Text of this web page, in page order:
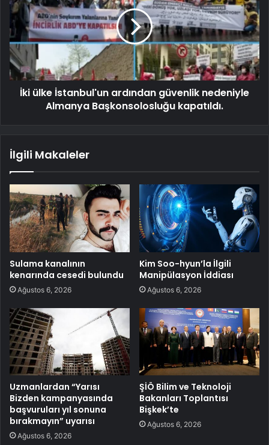
İki ülke İstanbul'un ardından güvenlik nedeniyle
Almanya Başkonsolosluğu kapatıldı.
İlgili Makaleler
Sulama kanalının
kenarında cesedi bulundu
Ağustos 6, 2026
Kim Soo-hyun’la İlgili
Manipülasyon İddiası
Ağustos 6, 2026
Uzmanlardan “Yarısı
Bizden kampanyasında
başvuruları yıl sonuna
bırakmayın” uyarısı
Ağustos 6, 2026
ŞİÖ Bilim ve Teknoloji
Bakanları Toplantısı
Bişkek’te
Ağustos 6, 2026